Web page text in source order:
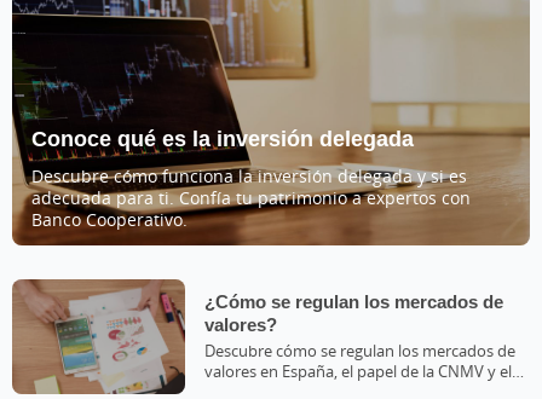
Conoce qué es la inversión delegada
Descubre cómo funciona la inversión delegada y si es
adecuada para ti. Confía tu patrimonio a expertos con
Banco Cooperativo.
¿Cómo se regulan los mercados de
valores?
Descubre cómo se regulan los mercados de
valores en España, el papel de la CNMV y el